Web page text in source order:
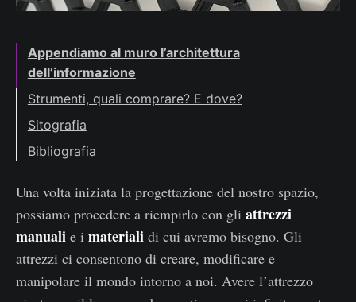
Appendiamo al muro l’architettura
dell’informazione
Strumenti, quali comprare? E dove?
Sitografia
Bibliografia
Una volta iniziata la progettazione del nostro spazio,
possiamo procedere a riempirlo con gli attrezzi
manuali e i materiali di cui avremo bisogno. Gli
attrezzi ci consentono di creare, modificare e
manipolare il mondo intorno a noi. Avere l’attrezzo